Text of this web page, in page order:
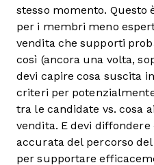
stesso momento. Questo
per i membri meno
vendita che supporti
così (ancora una volta,
devi capire cosa suscita
criteri per
tra le candidate vs. cosa
vendita. E devi
accurata del percorso
per supportare